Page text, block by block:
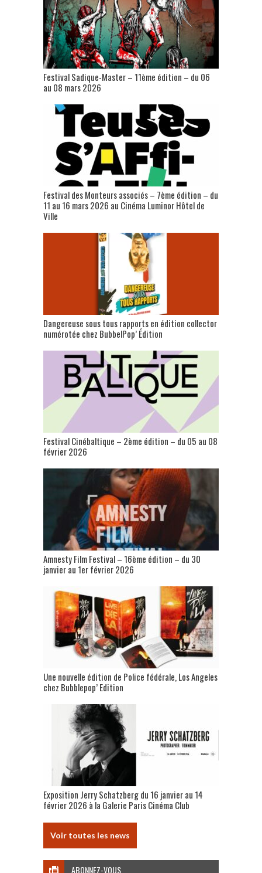
Festival Sadique-Master – 11ème édition – du 06
au 08 mars 2026
Festival des Monteurs associés – 7ème édition – du
11 au 16 mars 2026 au Cinéma Luminor Hôtel de
Ville
Dangereuse sous tous rapports en édition collector
numérotée chez BubbelPop’ Édition
Festival Cinébaltique – 2ème édition – du 05 au 08
février 2026
Amnesty Film Festival – 16ème édition – du 30
janvier au 1er février 2026
Une nouvelle édition de Police fédérale, Los Angeles
chez Bubblepop’ Edition
Exposition Jerry Schatzberg du 16 janvier au 14
février 2026 à la Galerie Paris Cinéma Club
Voir toutes les news
ABONNEZ-VOUS